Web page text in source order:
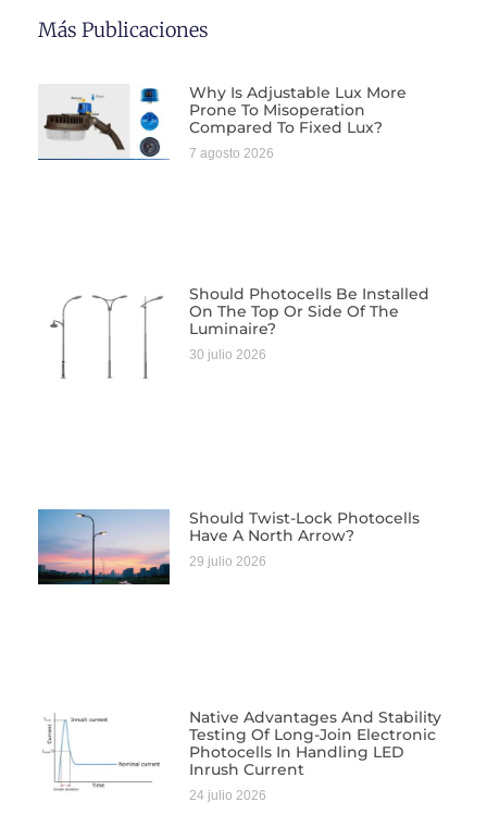
Más Publicaciones
Why Is Adjustable Lux More
Prone To Misoperation
Compared To Fixed Lux?
7 agosto 2026
Should Photocells Be Installed
On The Top Or Side Of The
Luminaire?
30 julio 2026
Should Twist-Lock Photocells
Have A North Arrow?
29 julio 2026
Native Advantages And Stability
Testing Of Long-Join Electronic
Photocells In Handling LED
Inrush Current
24 julio 2026